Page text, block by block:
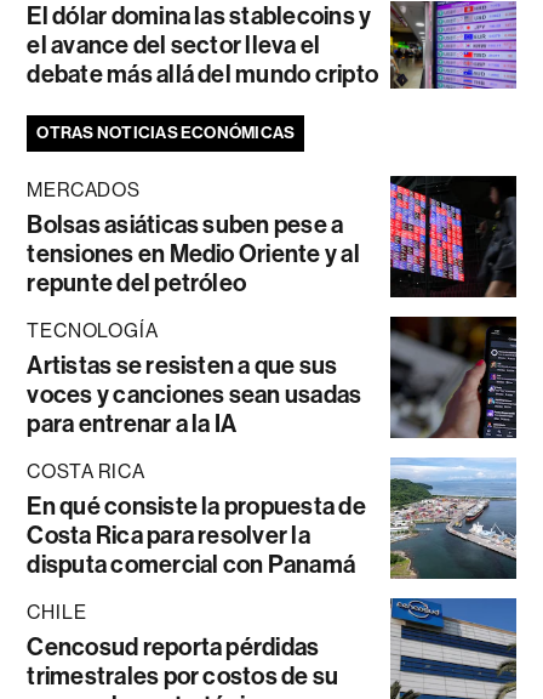
El dólar domina las stablecoins y
el avance del sector lleva el
debate más allá del mundo cripto
OTRAS NOTICIAS ECONÓMICAS
MERCADOS
Bolsas asiáticas suben pese a
tensiones en Medio Oriente y al
repunte del petróleo
TECNOLOGÍA
Artistas se resisten a que sus
voces y canciones sean usadas
para entrenar a la IA
COSTA RICA
En qué consiste la propuesta de
Costa Rica para resolver la
disputa comercial con Panamá
CHILE
Cencosud reporta pérdidas
trimestrales por costos de su